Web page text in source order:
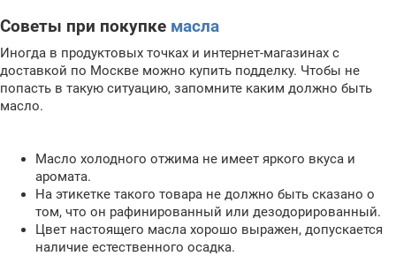
Советы при покупке масла
Иногда в продуктовых точках и интернет-магазинах с
доставкой по Москве можно купить подделку. Чтобы не
попасть в такую ситуацию, запомните каким должно быть
масло.
Масло холодного отжима не имеет яркого вкуса и
аромата.
На этикетке такого товара не должно быть сказано о
том, что он рафинированный или дезодорированный.
Цвет настоящего масла хорошо выражен, допускается
наличие естественного осадка.